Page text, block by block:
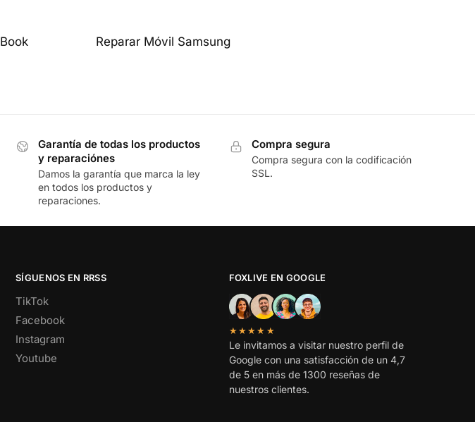
Reparar Móvil Samsung
Garantía de todas los productos
y reparaciónes
Damos la garantía que marca la ley
en todos los productos y
reparaciones.
Compra segura
Compra segura con la codificación
SSL.
SÍGUENOS EN RRSS
TikTok
Facebook
Instagram
Youtube
FOXLIVE EN GOOGLE
★★★★★
Le invitamos a visitar nuestro perfil de
Google con una satisfacción de un 4,7
de 5 en más de 1300 reseñas de
nuestros clientes.